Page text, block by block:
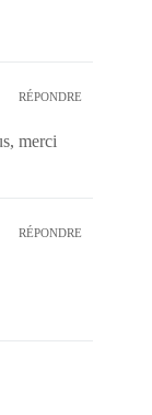
RÉPONDRE
merci
RÉPONDRE